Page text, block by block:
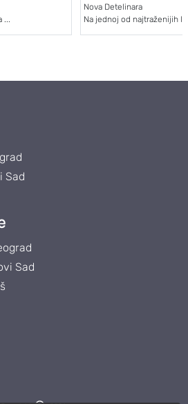
...
Nova Detelinara
Na jednoj od najtraženijih
Sad
Sad